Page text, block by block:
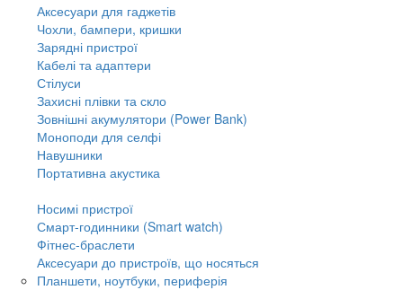
Аксесуари для гаджетів
Чохли, бампери, кришки
Зарядні пристрої
Кабелі та адаптери
Стілуси
Захисні плівки та скло
Зовнішні акумулятори (Power Bank)
Моноподи для селфі
Навушники
Портативна акустика
Носимі пристрої
Смарт-годинники (Smart watch)
Фітнес-браслети
Аксесуари до пристроїв, що носяться
Планшети, ноутбуки, периферія